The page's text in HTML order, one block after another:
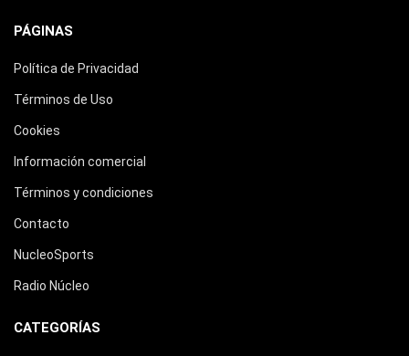
PÁGINAS
Política de Privacidad
Términos de Uso
Cookies
Información comercial
Términos y condiciones
Contacto
NucleoSports
Radio Núcleo
CATEGORÍAS